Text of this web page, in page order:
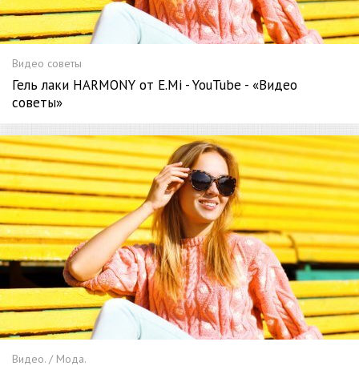
Видео советы
Гель лаки HARMONY от E.Mi - YouTube - «Видео
советы»
Видео. / Мода.